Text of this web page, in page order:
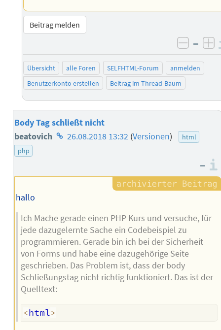
Beitrag melden
–
Übersicht alle Foren SELFHTML-Forum
anmelden
Benutzerkonto erstellen
Beitrag im Thread-Baum
Body Tag schließt nicht
beatovich Homepage
26.08.2018 13:32 (Versionen)
html
php
–
hallo
Ich Mache gerade einen PHP Kurs und versuche, für
jede dazugelernte Sache ein Codebeispiel zu
programmieren. Gerade bin ich bei der Sicherheit
von Forms und habe eine dazugehörige Seite
geschrieben. Das Problem ist, dass der body
Schließungstag nicht richtig funktioniert. Das ist der
Quelltext:
<html>